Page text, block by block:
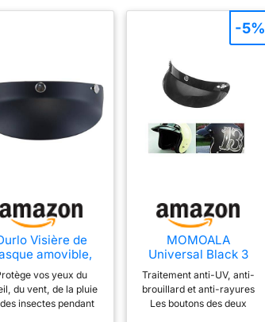
Visière de
amovible,
noire à 3
pression,
visière de
casque
vos yeux du
du vent, de la pluie
insectes pendant
MOMOALA
Universal Black 3
Snap Buttons Ecran
Pare-Soleil pour Les
Casques De Moto
Open Face
Traitement anti-UV, anti-
brouillard et anti-rayures
Les boutons des deux
-5%